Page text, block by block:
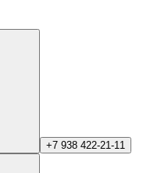
+7 938 422-21-11